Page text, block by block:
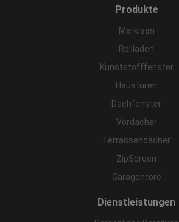
Produkte
Markisen
Rollladen
Kunststofffenster
Haustüren
Dachfenster
Vordächer
Terrassendächer
ZipScreen
Garagentore
Dienstleistungen